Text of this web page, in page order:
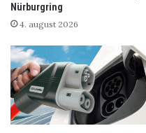
Nürburgring
4. august 2026